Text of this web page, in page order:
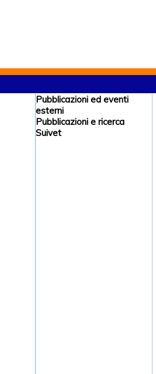
Pubblicazioni ed eventi
esterni
Pubblicazioni e ricerca
Suivet